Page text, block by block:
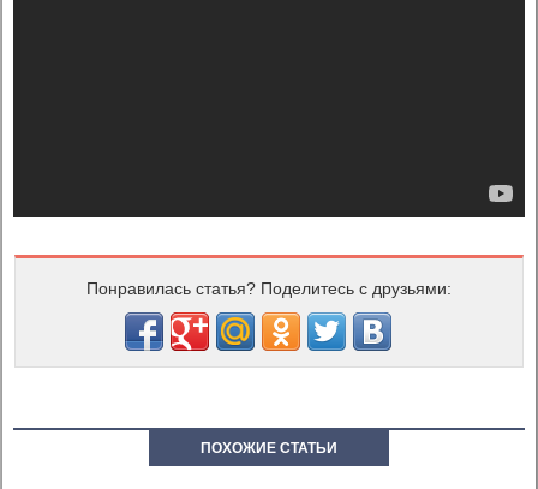
Понравилась статья? Поделитесь с друзьями:
ПОХОЖИЕ СТАТЬИ